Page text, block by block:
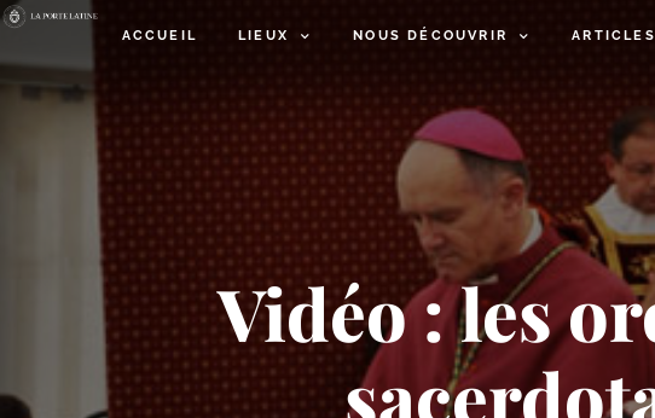
ACCUEIL LIEUX NOUS DÉCOUVRIR ARTICLES
Vidéo : les